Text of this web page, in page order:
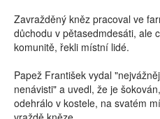
Zavražděný kněz pracoval ve
důchodu v pětasedmdesáti, ale
komunitě, řekli místní lidé.
Papež František vydal
nenávisti" a uvedl, že je
odehrálo v kostele, na svatém